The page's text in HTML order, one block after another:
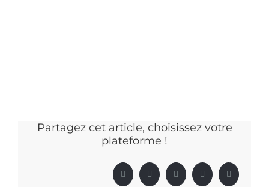
Partagez cet article, choisissez votre
plateforme !
Facebook
X LinkedInPinterestEmail